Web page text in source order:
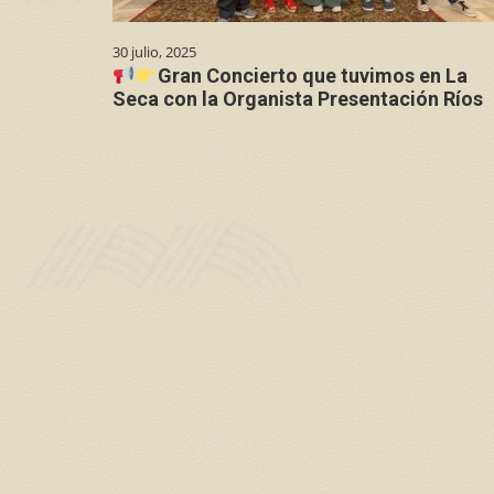
30 julio, 2025
Gran Concierto que tuvimos en La
Seca con la Organista Presentación Ríos